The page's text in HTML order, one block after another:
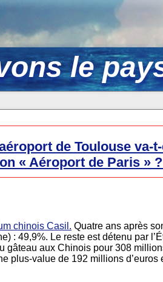
le
de Toulouse va-
« Aéroport de Paris »
chinois Casil. Quatre ans après
: 49,9%. Le reste est détenu par
gâteau aux Chinois pour 308
plus-value de 192 millions d’euros